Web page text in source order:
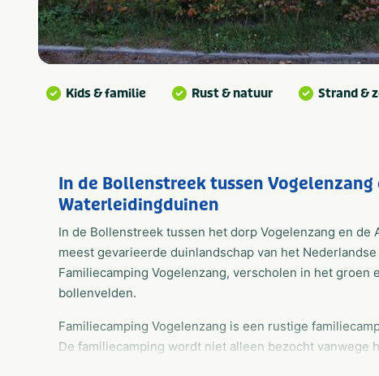
Kids & familie Rust & natuur Strand &
In de Bollenstreek tussen Vogelenzang
Waterleidingduinen
In de Bollenstreek tussen het dorp Vogelenzang en de
meest gevarieerde duinlandschap van het
Familiecamping Vogelenzang, verscholen in het groen
bollenvelden.
Familiecamping Vogelenzang is een rustige
De familiecamping wordt niet alleen bezocht vanwege